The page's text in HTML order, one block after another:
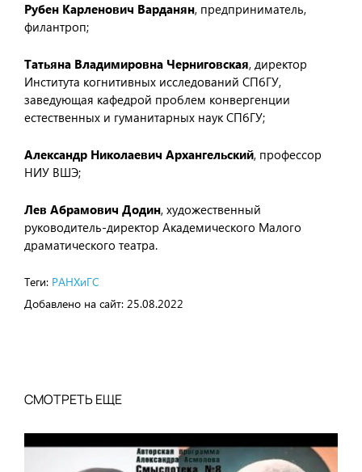
Рубен Карленович Варданян, предприниматель,
филантроп;
Татьяна Владимировна Черниговская, директор
Института когнитивных исследований СПбГУ,
заведующая кафедрой проблем конвергенции
естественных и гуманитарных наук СПбГУ;
Александр Николаевич Архангельский, профессор
НИУ ВШЭ;
Лев Абрамович Додин, художественный
руководитель-директор Академического Малого
драматического театра.
Теги: РАНХиГС
Добавлено на сайт: 25.08.2022
СМОТРЕТЬ ЕЩЕ